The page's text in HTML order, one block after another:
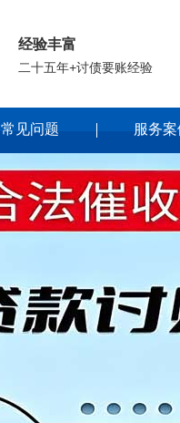
经验丰富
二十五年+讨债要账经验
常见问题 服务案